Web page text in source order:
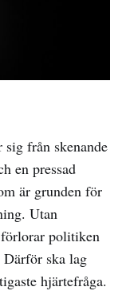
från skenande
en pressad
är grunden för
Utan
politiken
Därför ska lag
hjärtefråga.